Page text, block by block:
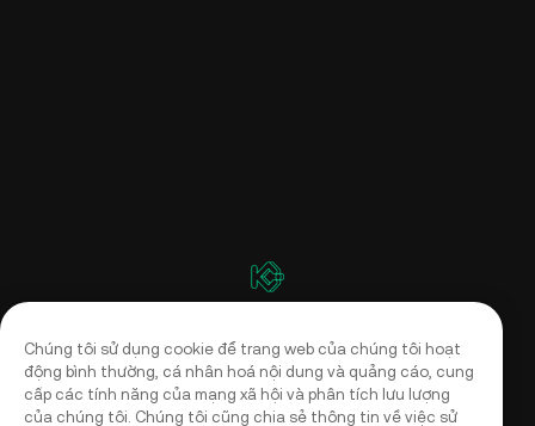
Chúng tôi sử dụng cookie để trang web của chúng tôi hoạt
động bình thường, cá nhân hoá nội dung và quảng cáo, cung
cấp các tính năng của mạng xã hội và phân tích lưu lượng
của chúng tôi. Chúng tôi cũng chia sẻ thông tin về việc sử